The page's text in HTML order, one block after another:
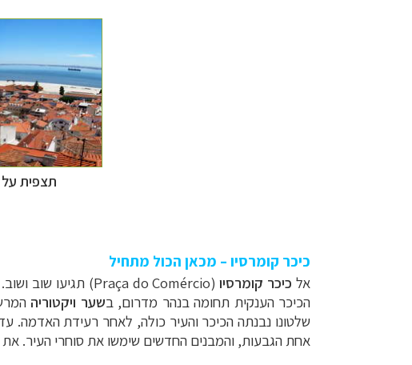
תצפית על
כיכר קומרסיו – מכאן הכול מתחיל
אל כיכר קומרסיו(
Praça do Comércio
הכיכר הענקית תחומה בנהר מדרום, בשער ויקטוריה
שלטונו נבנתה הכיכר והעיר כולה, לאחר רעידת האדמה.
אחת הגבעות, והמבנים החדשים שימשו את סוחרי העיר.